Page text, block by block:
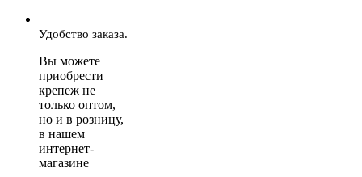
Удобство заказа.
Вы можете
приобрести
крепеж не
только оптом,
но и в розницу,
в нашем
интернет-
магазине